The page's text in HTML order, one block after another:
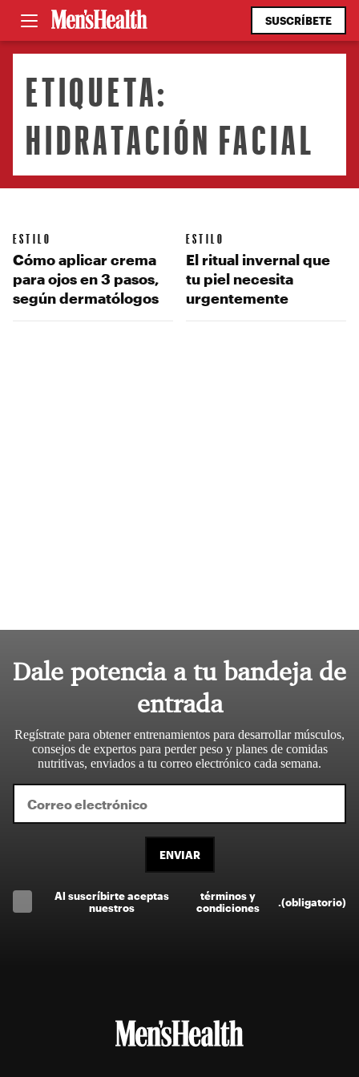
SUSCRÍBETE
ETIQUETA:
HIDRATACIÓN FACIAL
ESTILO
Cómo aplicar crema
para ojos en 3 pasos,
según dermatólogos
ESTILO
El ritual invernal que
tu piel necesita
urgentemente
Dale potencia a tu bandeja de
entrada
Regístrate para obtener entrenamientos para desarrollar músculos,
consejos de expertos para perder peso y planes de comidas
nutritivas, enviados a tu correo electrónico cada semana.
ENVIAR
Al suscríbirte aceptas
nuestros
términos y
condiciones
(obligatorio)